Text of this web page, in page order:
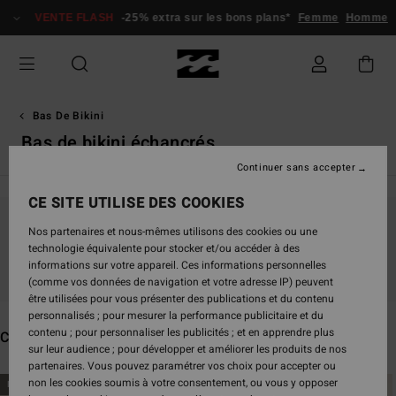
sélection
produits
VENTE FLASH -25% extra sur les bons plans* Femme Homme
Bas De Bikini
Bas de bikini échancrés
Ne partez pas trop loin, nos produits seront
bientôt de retour
Ces produits pourraient vous plaire
Passer
Aller
NOUVEAUTÉ NOUVEAUTÉ
CE SITE UTILISE DES COOKIES
Nos partenaires et nous-mêmes utilisons des cookies ou une
technologie équivalente pour stocker et/ou accéder à des
informations sur votre appareil. Ces informations personnelles
(comme vos données de navigation et votre adresse IP) peuvent
être utilisées pour vous présenter des publications et du contenu
personnalisés ; pour mesurer la performance publicitaire et du
contenu ; pour personnaliser les publicités ; et en apprendre plus
sur leur audience ; pour développer et améliorer les produits de nos
partenaires. Vous pouvez paramétrer vos choix pour accepter ou
non les cookies soumis à votre consentement, ou vous y opposer
Continuer sans accepter